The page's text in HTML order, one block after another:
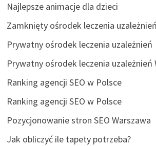
Najlepsze animacje dla dzieci
Zamknięty ośrodek leczenia
Prywatny ośrodek leczenia uzależnień
Prywatny ośrodek leczenia uzależnień
Ranking agencji SEO w Polsce
Ranking agencji SEO w Polsce
Pozycjonowanie stron SEO Warszawa
Jak obliczyć ile tapety potrzeba?